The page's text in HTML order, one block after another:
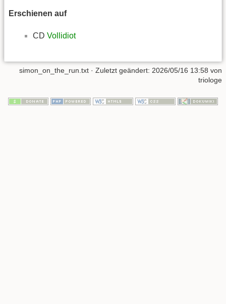
Erschienen auf
CD Vollidiot
simon_on_the_run.txt · Zuletzt geändert: 2026/05/16 13:58 von
triologe